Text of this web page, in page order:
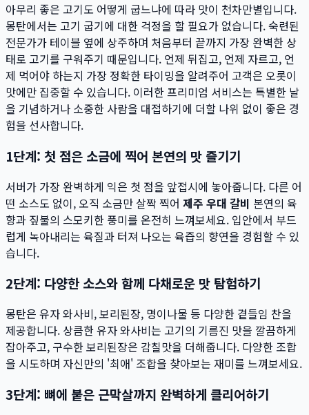
아무리 좋은 고기도 어떻게 굽느냐에 따라 맛이 천차만별입니다.
몽탄에서는 고기 굽기에 대한 걱정을 할 필요가 없습니다. 숙련된
전문가가 테이블 옆에 상주하며 처음부터 끝까지 가장 완벽한 상
태로 고기를 구워주기 때문입니다. 언제 뒤집고, 언제 자르고, 언
제 먹어야 하는지 가장 정확한 타이밍을 알려주어 고객은 오롯이
맛에만 집중할 수 있습니다. 이러한 프리미엄 서비스는 특별한 날
을 기념하거나 소중한 사람을 대접하기에 더할 나위 없이 좋은 경
험을 선사합니다.
1단계: 첫 점은 소금에 찍어 본연의 맛 즐기기
서버가 가장 완벽하게 익은 첫 점을 앞접시에 놓아줍니다. 다른 어
떤 소스도 없이, 오직 소금만 살짝 찍어 제주 우대 갈비 본연의 육
향과 짚불의 스모키한 풍미를 온전히 느껴보세요. 입안에서 부드
럽게 녹아내리는 육질과 터져 나오는 육즙의 향연을 경험할 수 있
습니다.
2단계: 다양한 소스와 함께 다채로운 맛 탐험하기
몽탄은 유자 와사비, 보리된장, 명이나물 등 다양한 곁들임 찬을
제공합니다. 상큼한 유자 와사비는 고기의 기름진 맛을 깔끔하게
잡아주고, 구수한 보리된장은 감칠맛을 더해줍니다. 다양한 조합
을 시도하며 자신만의 '최애' 조합을 찾아보는 재미를 느껴보세요.
3단계: 뼈에 붙은 근막살까지 완벽하게 클리어하기